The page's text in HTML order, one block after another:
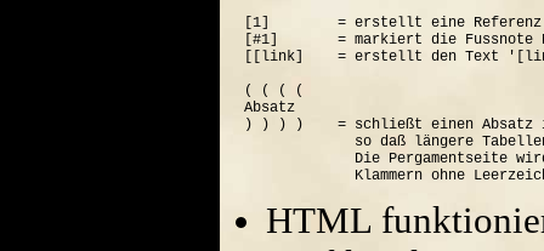
[1]        = erstellt eine Referenz
[#1]       = markiert die Fussnote
[[link]    = erstellt den Text
( ( ( (
Absatz
) ) ) )    = schließt einen Absatz
so daß längere
Die Pergamentseite
HTML